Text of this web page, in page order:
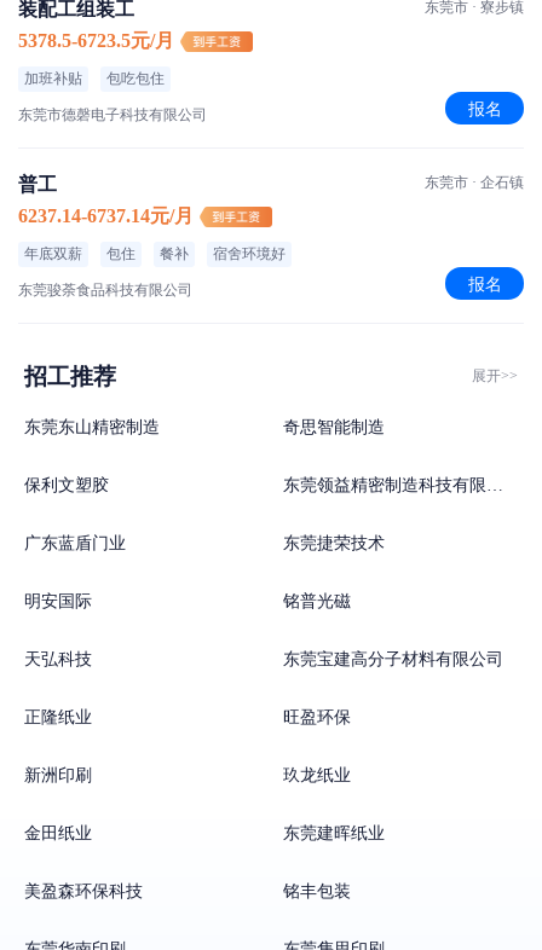
装配工组装工
5378.5-6723.5元/月
加班补贴 包吃包住
东莞市德磬电子科技有限公司
东莞市 · 寮步镇
报名
普工
6237.14-6737.14元/月
年底双薪 包住 餐补 宿舍环境好
东莞骏荼食品科技有限公司
东莞市 · 企石镇
报名
招工推荐 展开>>
东莞东山精密制造 奇思智能制造
保利文塑胶 东莞领益精密制造科技有限公司
广东蓝盾门业 东莞捷荣技术
明安国际 铭普光磁
天弘科技 东莞宝建高分子材料有限公司
正隆纸业 旺盈环保
新洲印刷 玖龙纸业
金田纸业 东莞建晖纸业
美盈森环保科技 铭丰包装